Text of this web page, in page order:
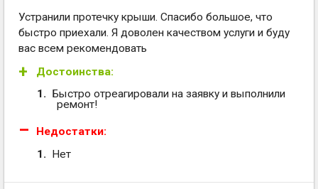
Устранили протечку крыши. Спасибо большое, что
быстро приехали. Я доволен качеством услуги и буду
вас всем рекомендовать
Достоинства:
Быстро отреагировали на заявку и выполнили
ремонт!
Недостатки:
Нет